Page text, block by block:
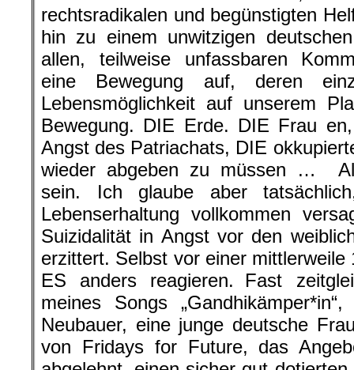
rechtsradikalen und begünstigten
hin zu einem unwitzigen
allen, teilweise unfassbaren
eine Bewegung auf, deren
Lebensmöglichkeit auf unserem
Bewegung. DIE Erde. DIE Frau
Angst des Patriachats, DIE
wieder abgeben zu müssen …
sein. Ich glaube aber
Lebenserhaltung vollkommen
Suizidalität in Angst vor den
erzittert. Selbst vor einer
ES anders reagieren. Fast
meines Songs
Neubauer, eine junge deutsche
von Fridays for Future, das